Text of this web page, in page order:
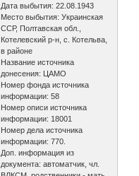
Дата выбытия: 22.08.1943
Место выбытия: Украинская
ССР, Полтавская обл.,
Котелевский р-н, с. Котельва,
в районе
Название источника
донесения: ЦАМО
Номер фонда источника
информации: 58
Номер описи источника
информации: 18001
Номер дела источника
информации: 770.
Доп. информация из
документа: автоматчик, чл.